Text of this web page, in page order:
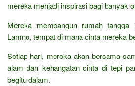
mereka menjadi inspirasi bagi banyak
Mereka membangun rumah
Lamno, tempat di mana cinta mereka
Setiap hari, mereka akan bersama-
alam dan kehangatan cinta di tepi
begitu dalam.